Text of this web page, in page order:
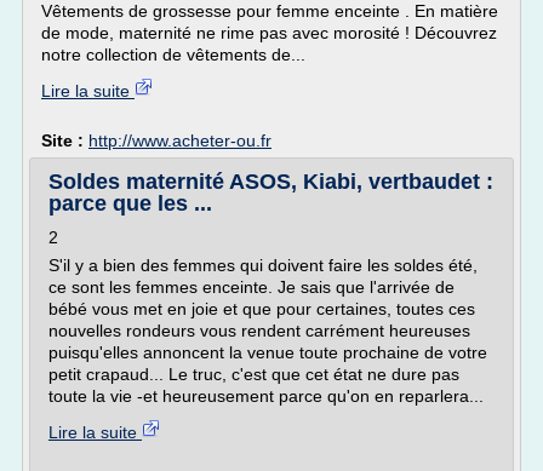
Vêtements de grossesse pour femme enceinte . En matière
de mode, maternité ne rime pas avec morosité ! Découvrez
notre collection de vêtements de...
Lire la suite
Site : http://www.acheter-ou.fr
Soldes maternité ASOS, Kiabi, vertbaudet :
parce que les ...
2
S'il y a bien des femmes qui doivent faire les soldes été,
ce sont les femmes enceinte. Je sais que l'arrivée de
bébé vous met en joie et que pour certaines, toutes ces
nouvelles rondeurs vous rendent carrément heureuses
puisqu'elles annoncent la venue toute prochaine de votre
petit crapaud... Le truc, c'est que cet état ne dure pas
toute la vie -et heureusement parce qu'on en reparlera...
Lire la suite